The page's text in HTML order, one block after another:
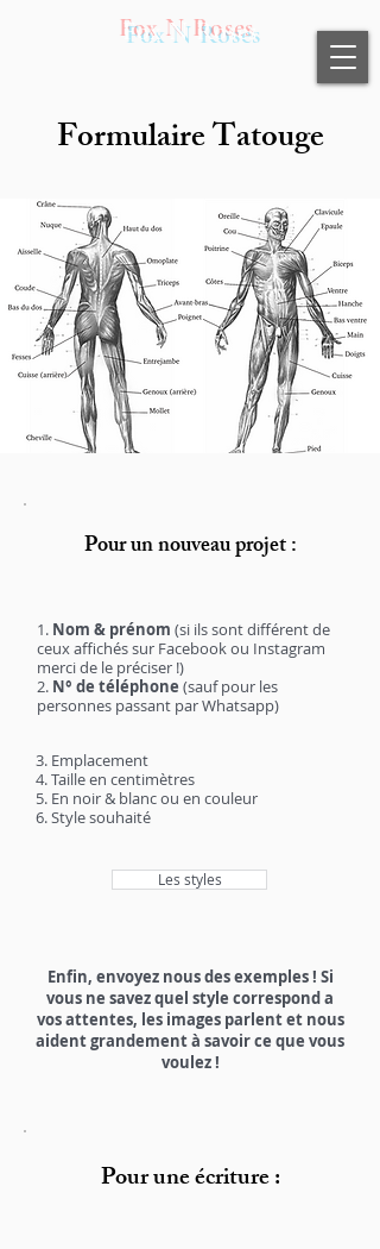
Fox N Roses
Formulaire Tatouge
1. Nom & prénom (si ils sont différent de
ceux affichés sur Facebook ou Instagram
merci de le préciser !)
2. N° de téléphone (sauf pour les
personnes passant par Whatsapp)
3. Emplacement
4. Taille en centimètres
5. En noir & blanc ou en couleur
6. Style souhaité
Les styles
Enfin, envoyez nous des exemples ! Si
vous ne savez quel style correspond a
vos attentes, les images parlent et nous
aident grandement à savoir ce que vous
voulez !
Pour un nouveau projet :
Pour une écriture :